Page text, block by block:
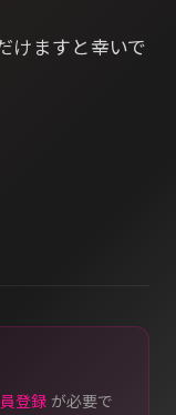
けますと幸いで
登録 が必要で